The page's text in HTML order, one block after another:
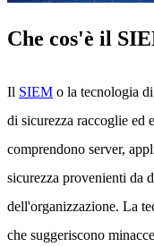
Che cos'è il
Il SIEM o la tecnologia
di sicurezza raccoglie ed
comprendono server,
sicurezza provenienti da
dell'organizzazione. La
che suggeriscono